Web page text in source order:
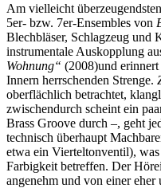
Am vielleicht
5er- bzw. 7er-Ensembles von
Blechbläser, Schlagzeug und
instrumentale Auskopplung
Wohnung“ (2008)und erinnert
Innern herrschenden Strenge.
oberflächlich betrachtet,
zwischendurch scheint ein
Brass Groove durch –, geht
technisch überhaupt
etwa ein Vierteltonventil),
Farbigkeit betreffen. Der
angenehm und von einer